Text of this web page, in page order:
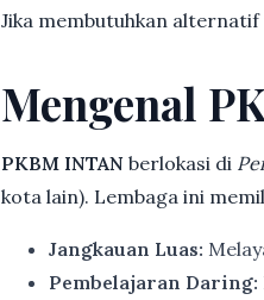
Jika membutuhkan
Mengenal
PKBM INTAN berlokasi di
kota lain). Lembaga ini
Jangkauan Luas:
Pembelajaran Daring: